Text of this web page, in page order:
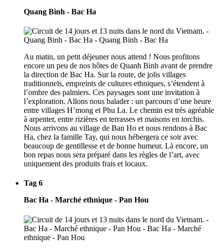
Quang Binh - Bac Ha
Au matin, un petit déjeuner nous attend ! Nous profitons
encore un peu de nos hôtes de Quanh Binh avant de prendre
la direction de Bac Ha. Sur la route, de jolis villages
traditionnels, empreints de cultures ethniques, s’étendent à
l’ombre des palmiers. Ces paysages sont une invitation à
l’exploration. Allons nous balader : un parcours d’une heure
entre villages H’mong et Phu La. Le chemin est très agréable
à arpenter, entre rizières en terrasses et maisons en torchis.
Nous arrivons au village de Ban Ho et nous rendons à Bac
Ha, chez la famille Tay, qui nous hébergera ce soir avec
beaucoup de gentillesse et de bonne humeur. Là encore, un
bon repas nous sera préparé dans les règles de l’art, avec
uniquement des produits frais et locaux.
Tag 6
Bac Ha - Marché ethnique - Pan Hou